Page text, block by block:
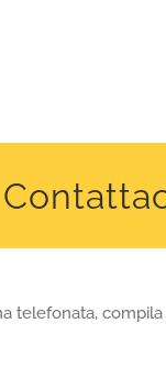
telefonata,